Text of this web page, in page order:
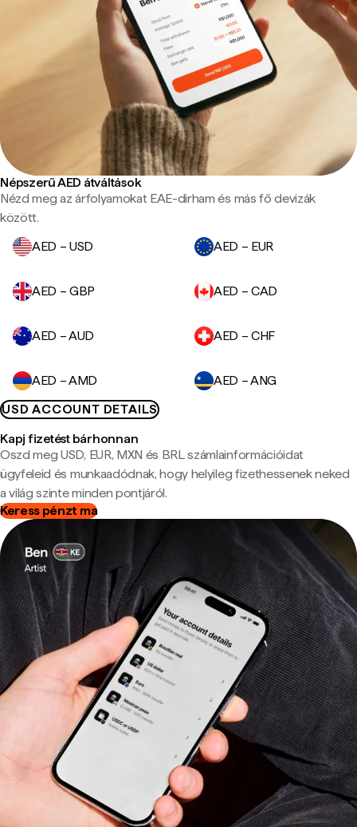
Népszerű AED átváltások
Nézd meg az árfolyamokat EAE-dirham és más fő devizák
között.
AED – USD
AED – EUR
AED – GBP AED – CAD
AED – AUD AED – CHF
AED – AMD
AED – ANG
USD ACCOUNT DETAILS
Kapj fizetést bárhonnan
Oszd meg USD, EUR, MXN és BRL számlainformációidat
ügyfeleid és munkaadódnak, hogy helyileg fizethessenek neked
a világ szinte minden pontjáról.
Keress pénzt ma